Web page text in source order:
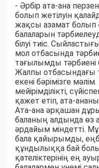
- Әрбір ата-ана
болып жетілуін
жақсы азамат болып
балаларын
білуі тиіс.
мол отбасында
тағылымды тәрбиені
Жалпы отбасындағы
екені бәрімізге
мейірімділікті,
қажет етіп, ата-
Ата-ана әрқашан
баланың алдында өз
әрдайым міндетті.
бала қайырымды,
құндылыққа бай
қателіктерінің ең